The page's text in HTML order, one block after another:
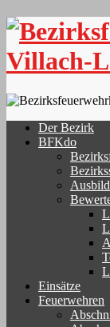
Skip
content
Der Bezirk
BFKdo
Einsätze
Feuerwehren